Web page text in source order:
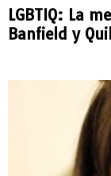
LGBTIQ: La
Banfield y